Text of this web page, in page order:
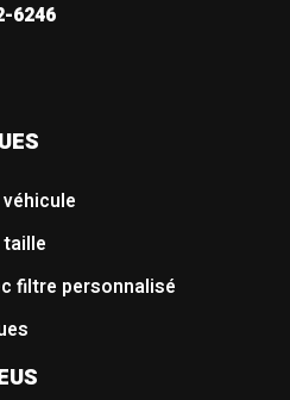
6246
filtre personnalisé